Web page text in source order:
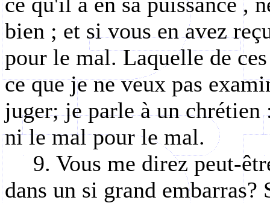
bien ; et si vous en avez
pour le mal. Laquelle de
ce que je ne veux pas
juger; je parle à un
ni le mal pour le mal.
9. Vous me direz peut-
dans un si grand